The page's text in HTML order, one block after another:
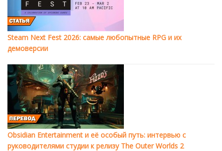
Steam Next Fest 2026: самые любопытные RPG и их
демоверсии
Obsidian Entertainment и её особый путь: интервью с
руководителями студии к релизу The Outer Worlds 2